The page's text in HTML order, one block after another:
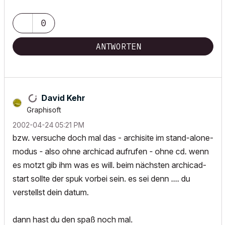
0
ANTWORTEN
David Kehr
Graphisoft
‎2002-04-2405:21 PM
bzw. versuche doch mal das - archisite im stand-alone-
modus - also ohne archicad aufrufen - ohne cd. wenn
es motzt gib ihm was es will. beim nächsten archicad-
start sollte der spuk vorbei sein. es sei denn .... du
verstellst dein datum.
dann hast du den spaß noch mal.